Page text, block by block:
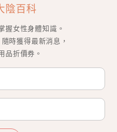
陰百科
握女性身體知識。
時獲得最新消息，
品折價券。